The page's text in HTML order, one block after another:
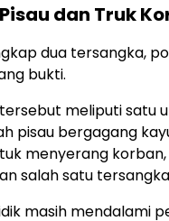
dan Truk
dua tersangka,
bukti.
meliputi satu
pisau bergagang
menyerang
salah satu
masih mendalami